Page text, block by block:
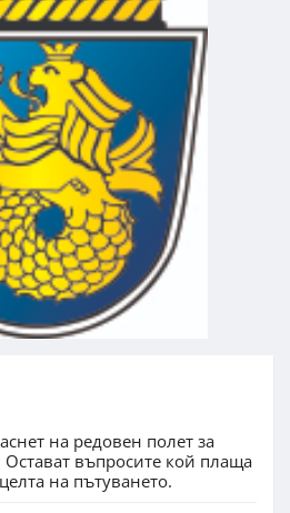
на редовен полет за
Остават въпросите кой плаща
на пътуването.